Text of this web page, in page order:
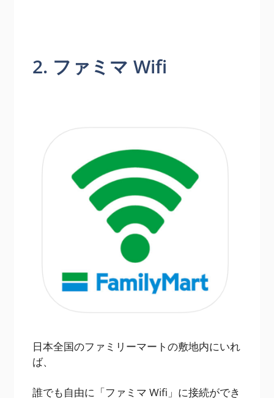
2. ファミマ Wifi
日本全国のファミリーマートの敷地内にいれ
ば、
誰でも自由に「ファミマ Wifi」に接続ができ